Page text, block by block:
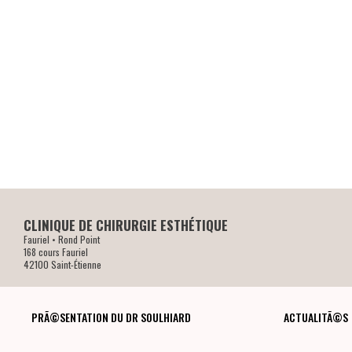
CLINIQUE DE CHIRURGIE ESTHÉTIQUE
Fauriel • Rond Point
168 cours Fauriel
42100 Saint-Étienne
PRÃ©SENTATION DU DR SOULHIARD ACTUALITÃ©S